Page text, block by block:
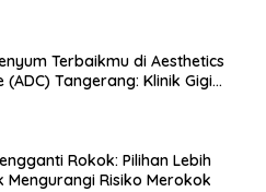
Terbaikmu di Aesthetics
(ADC) Tangerang: Klinik Gigi
Rokok: Pilihan Lebih
Mengurangi Risiko Merokok